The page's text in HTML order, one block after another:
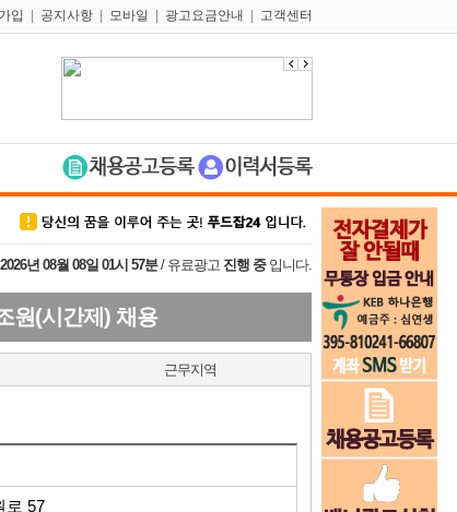
입 공지사항 모바일 광고요금안내 고객센터
2026년 08월 08일 01시 57분/ 유료광고 진행 중입니다.
원(시간제) 채용
근무지역
로 57